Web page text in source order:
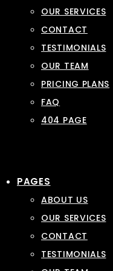
OUR SERVICES
CONTACT
TESTIMONIALS
OUR TEAM
PRICING PLANS
FAQ
404 PAGE
PAGES
ABOUT US
OUR SERVICES
CONTACT
TESTIMONIALS